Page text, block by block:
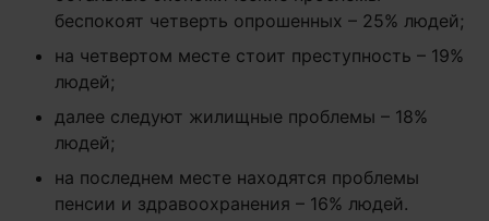
беспокоят четверть опрошенных – 25% людей;
на четвертом месте стоит преступность – 19%
людей;
далее следуют жилищные проблемы – 18%
людей;
на последнем месте находятся проблемы
пенсии и здравоохранения – 16% людей.